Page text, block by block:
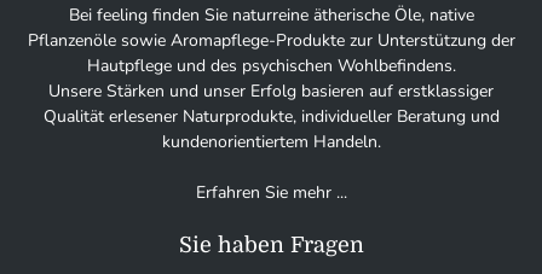
Bei feeling finden Sie naturreine ätherische Öle, native
Pflanzenöle sowie Aromapflege-Produkte zur Unterstützung der
Hautpflege und des psychischen Wohlbefindens.
Unsere Stärken und unser Erfolg basieren auf erstklassiger
Qualität erlesener Naturprodukte, individueller Beratung und
kundenorientiertem Handeln.
Erfahren Sie mehr ...
Sie haben Fragen